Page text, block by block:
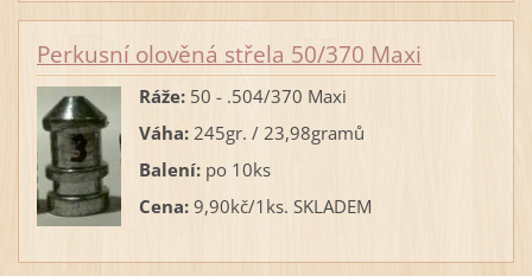
Perkusní olověná střela 50/370 Maxi
Ráže:50 - .504/370 Maxi
Váha:245gr. / 23,98gramů
Balení: po 10ks
Cena: 9,90kč/1ks. SKLADEM